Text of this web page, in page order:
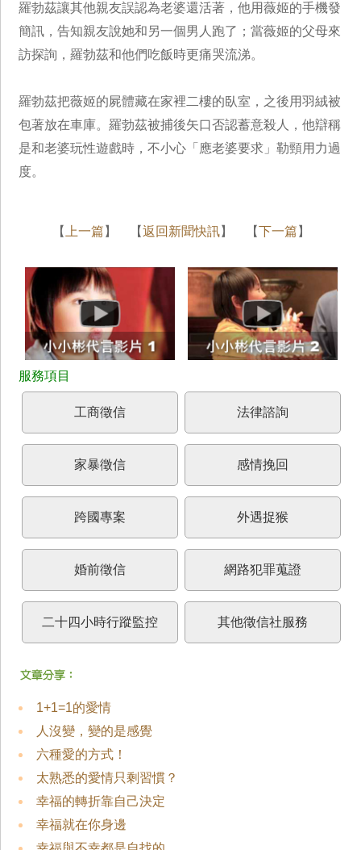
羅勃茲讓其他親友誤認為老婆還活著，他用薇姬的手機發
簡訊，告知親友說她和另一個男人跑了；當薇姬的父母來
訪探詢，羅勃茲和他們吃飯時更痛哭流涕。
羅勃茲把薇姬的屍體藏在家裡二樓的臥室，之後用羽絨被
包著放在車庫。羅勃茲被捕後矢口否認蓄意殺人，他辯稱
是和老婆玩性遊戲時，不小心「應老婆要求」勒頸用力過
度。
【 上一篇 】 【返回新聞快訊】 【下一篇 】
工商徵信 法律諮詢
家暴徵信 感情挽回
跨國專案 外遇捉猴
婚前徵信 網路犯罪蒐證
二十四小時行蹤監控 其他徵信社服務
1+1=1的愛情
人沒變，變的是感覺
六種愛的方式！
太熟悉的愛情只剩習慣？
幸福的轉折靠自己決定
幸福就在你身邊